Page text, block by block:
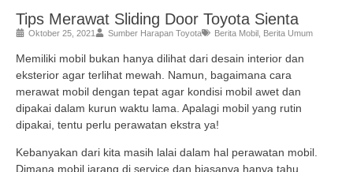
Tips Merawat Sliding Door Toyota Sienta
Oktober 25, 2021 Sumber Harapan Toyota Berita Mobil Berita Umum
Memiliki mobil bukan hanya dilihat dari desain interior dan
eksterior agar terlihat mewah. Namun, bagaimana cara
merawat mobil dengan tepat agar kondisi mobil awet dan
dipakai dalam kurun waktu lama. Apalagi mobil yang rutin
dipakai, tentu perlu perawatan ekstra ya!
Kebanyakan dari kita masih lalai dalam hal perawatan mobil.
Dimana mobil jarang di service dan biasanya hanya tahu